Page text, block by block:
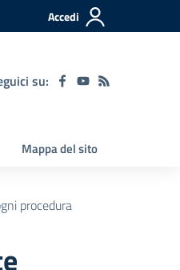
Accedi
su:
Mappa del sito
procedura